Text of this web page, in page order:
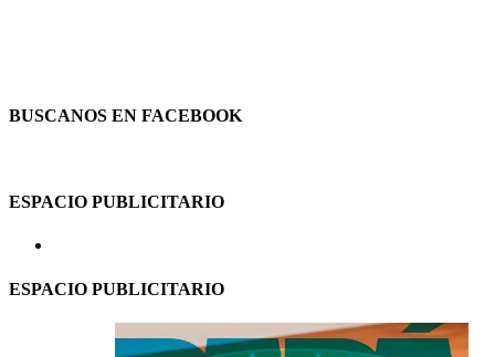
BUSCANOS EN FACEBOOK
ESPACIO PUBLICITARIO
ESPACIO PUBLICITARIO